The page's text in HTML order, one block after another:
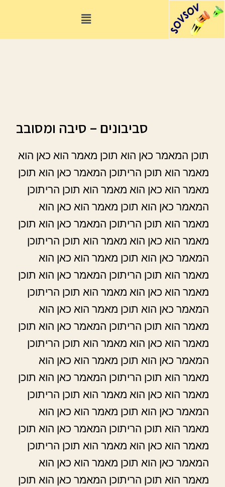
דילוג
לתוכן
תפריט
סביבונים – סיבה ומסובב
תוכן המאמר כאן הוא תוכן מאמר הוא כאן הוא
מאמר הוא תוכן הריתוכן המאמר כאן הוא תוכן
מאמר הוא כאן הוא מאמר הוא תוכן הריתוכן
המאמר כאן הוא תוכן מאמר הוא כאן הוא
מאמר הוא תוכן הריתוכן המאמר כאן הוא תוכן
מאמר הוא כאן הוא מאמר הוא תוכן הריתוכן
המאמר כאן הוא תוכן מאמר הוא כאן הוא
מאמר הוא תוכן הריתוכן המאמר כאן הוא תוכן
מאמר הוא כאן הוא מאמר הוא תוכן הריתוכן
המאמר כאן הוא תוכן מאמר הוא כאן הוא
מאמר הוא תוכן הריתוכן המאמר כאן הוא תוכן
מאמר הוא כאן הוא מאמר הוא תוכן הריתוכן
המאמר כאן הוא תוכן מאמר הוא כאן הוא
מאמר הוא תוכן הריתוכן המאמר כאן הוא תוכן
מאמר הוא כאן הוא מאמר הוא תוכן הריתוכן
המאמר כאן הוא תוכן מאמר הוא כאן הוא
מאמר הוא תוכן הריתוכן המאמר כאן הוא תוכן
מאמר הוא כאן הוא מאמר הוא תוכן הריתוכן
המאמר כאן הוא תוכן מאמר הוא כאן הוא
מאמר הוא תוכן הריתוכן המאמר כאן הוא תוכן